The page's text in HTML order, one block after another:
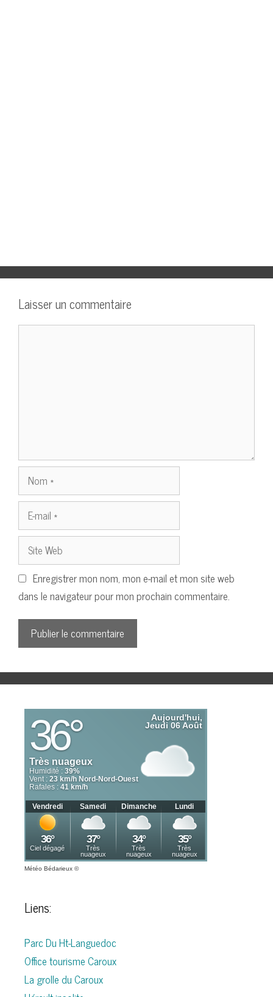
Laisser un commentaire
Nom
mail
Site
Web
Enregistrer mon nom, mon e-mail et mon site web
dans le navigateur pour mon prochain commentaire.
Météo Bédarieux ©
Liens:
Parc Du Ht-Languedoc
Office tourisme Caroux
La grolle du Caroux